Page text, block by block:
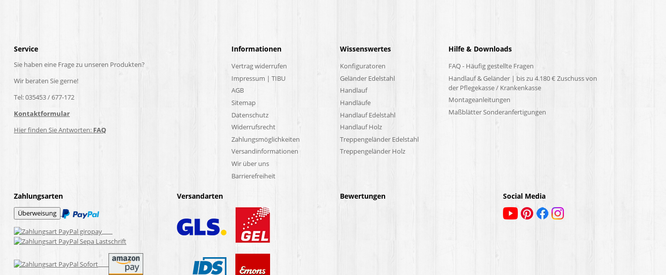
Service
Sie haben eine Frage zu unseren Produkten?
Wir beraten Sie gerne!
Tel: 035453 / 677-172
Kontaktformular
Hier finden Sie Antworten: FAQ
Informationen
Vertrag widerrufen
Impressum | TIBU
AGB
Sitemap
Datenschutz
Widerrufsrecht
Zahlungsmöglichkeiten
Versandinformationen
Wir über uns
Barrierefreiheit
Wissenswertes
Konfiguratoren
Geländer Edelstahl
Handlauf
Handläufe
Handlauf Edelstahl
Handlauf Holz
Treppengeländer Edelstahl
Treppengeländer Holz
Hilfe & Downloads
FAQ - Häufig gestellte Fragen
Handlauf & Geländer | bis zu 4.180 € Zuschuss von
der Pflegekasse / Krankenkasse
Montageanleitungen
Maßblätter Sonderanfertigungen
Zahlungsarten Versandarten Bewertungen Social Media